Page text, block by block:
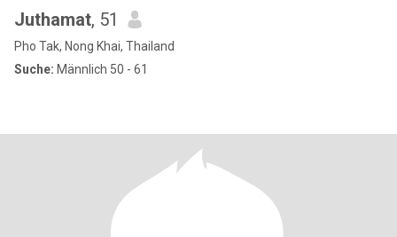
Juthamat, 51
Pho Tak, Nong Khai, Thailand
Suche: Männlich 50 - 61